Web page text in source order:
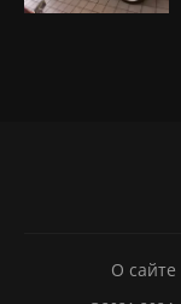
О сайте